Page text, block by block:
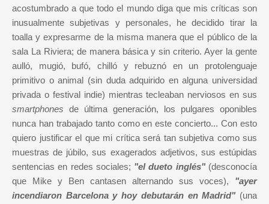
acostumbrado a que todo el mundo diga que mis críticas son
inusualmente subjetivas y personales, he decidido tirar la
toalla y expresarme de la misma manera que el público de la
sala La Riviera; de manera básica y sin criterio. Ayer la gente
aulló, mugió, bufó, chilló y rebuznó en un protolenguaje
primitivo o animal (sin duda adquirido en alguna universidad
privada o festival indie) mientras tecleaban nerviosos en sus
smartphones de última generación, los pulgares oponibles
nunca han trabajado tanto como en este concierto... Con esto
quiero justificar el que mi crítica será tan subjetiva como sus
muestras de júbilo, sus exagerados adjetivos, sus estúpidas
sentencias en redes sociales; "el dueto inglés"(desconocía
que Mike y Ben cantasen alternando sus voces), "ayer
incendiaron Barcelona y hoy debutarán en Madrid" (una